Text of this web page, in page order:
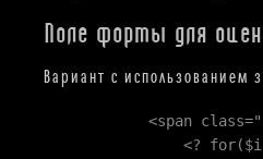
Поле формы для
Вариант с использованием
<span
<? for($i = 5;